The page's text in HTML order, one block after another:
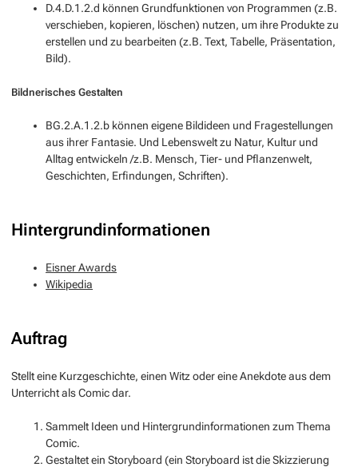
D.4.D.1.2.d können Grundfunktionen von Programmen (z.B.
verschieben, kopieren, löschen) nutzen, um ihre Produkte zu
erstellen und zu bearbeiten (z.B. Text, Tabelle, Präsentation,
Bild).
Bildnerisches Gestalten
BG.2.A.1.2.b können eigene Bildideen und Fragestellungen
aus ihrer Fantasie. Und Lebenswelt zu Natur, Kultur und
Alltag entwickeln /z.B. Mensch, Tier- und Pflanzenwelt,
Geschichten, Erfindungen, Schriften).
Hintergrundinformationen
Eisner Awards
Wikipedia
Auftrag
Stellt eine Kurzgeschichte, einen Witz oder eine Anekdote aus dem
Unterricht als Comic dar.
Sammelt Ideen und Hintergrundinformationen zum Thema
Comic.
Gestaltet ein Storyboard (ein Storyboard ist die Skizzierung